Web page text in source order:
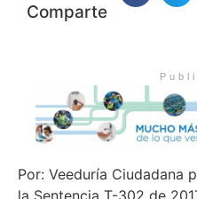
Comparte
Por: Veeduría Ciudadana
la Sentencia T-302 de